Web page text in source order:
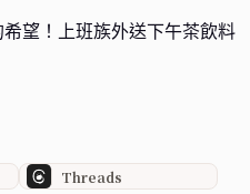
望！上班族外送下午茶飲料
Threads